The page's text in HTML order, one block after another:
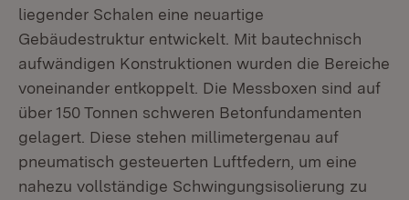
liegender Schalen eine neuartige
Gebäudestruktur entwickelt. Mit bautechnisch
aufwändigen Konstruktionen wurden die Bereiche
voneinander entkoppelt. Die Messboxen sind auf
über 150 Tonnen schweren Betonfundamenten
gelagert. Diese stehen millimetergenau auf
pneumatisch gesteuerten Luftfedern, um eine
nahezu vollständige Schwingungsisolierung zu